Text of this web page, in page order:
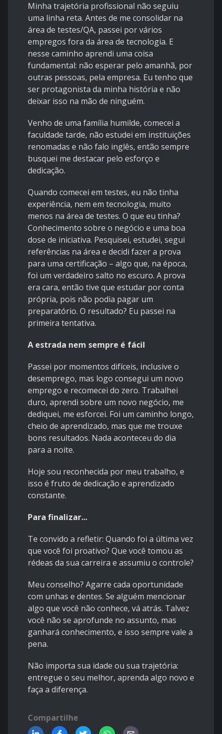
Minha trajetória profissional não seguiu
uma linha reta. Antes de me consolidar na
área de testes/QA, passei por vários
empregos fora da área de tecnologia. E
nesse caminho aprendi uma coisa
fundamental: não esperar pelo amanhã, por
outras pessoas, pela empresa. Eu tenho que
ser protagonista da minha história e não
deixar isso na mão de ninguém.
Venho de uma família humilde, comecei a
faculdade tarde, não estudei em instituições
renomadas e não falo inglês, então sempre
busquei me destacar pelo esforço e
dedicação.
Quando comecei em testes, eu não tinha
experiência, nem em tecnologia, muito
menos na área de testes. O que eu tinha?
Conhecimento sobre o negócio e uma boa
dose de iniciativa. Pesquisei, estudei, segui
referências na área e decidi fazer a prova
para uma certificação – algo que, na época,
foi um verdadeiro salto no escuro. A prova
era cara, então tive que estudar por conta
própria, pois não podia pagar um
preparatório. O resultado? Eu passei na
primeira tentativa.
A estrada nem sempre é fácil
Passei por momentos difíceis, inclusive o
desemprego, mas logo consegui um novo
emprego e recomecei do zero. Trabalhei
duro, aprendi sobre um novo negócio, me
dediquei, me esforcei. Foi um caminho longo,
cheio de aprendizado, mas que me trouxe
bons resultados. Nada aconteceu do dia
para a noite.
Hoje sou reconhecida por meu trabalho, e
isso é fruto de dedicação e aprendizado
constante.
Para finalizar...
Te convido a refletir: Quando foi a última vez
que você foi proativo? Que você tomou as
rédeas da sua carreira e assumiu o controle?
Meu conselho? Agarre cada oportunidade
com unhas e dentes. Se alguém mencionar
algo que você não conhece, vá atrás. Talvez
você não se aprofunde no assunto, mas
ganhará conhecimento, e isso sempre vale a
pena.
Não importa sua idade ou sua trajetória:
entregue o seu melhor, aprenda algo novo e
faça a diferença.
Compartilhe